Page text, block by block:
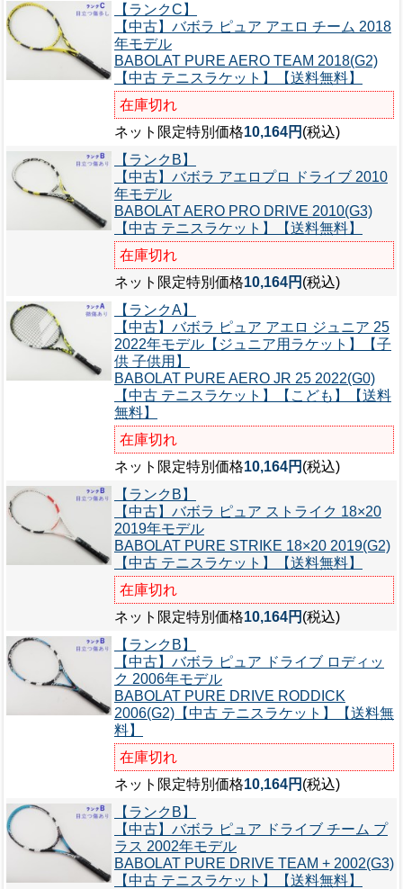
【ランクC】
【中古】バボラ ピュア アエロ チーム 2018
年モデル
BABOLAT PURE AERO TEAM 2018(G2)
【中古 テニスラケット】【送料無料】
在庫切れ
ネット限定特別価格10,164円 (税込)
【ランクB】
【中古】バボラ アエロプロ ドライブ 2010
年モデル
BABOLAT AERO PRO DRIVE 2010(G3)
【中古 テニスラケット】【送料無料】
在庫切れ
ネット限定特別価格10,164円 (税込)
【ランクA】
【中古】バボラ ピュア アエロ ジュニア 25
2022年モデル【ジュニア用ラケット】【子
供 子供用】
BABOLAT PURE AERO JR 25 2022(G0)
【中古 テニスラケット】【こども】【送料
無料】
在庫切れ
ネット限定特別価格10,164円 (税込)
【ランクB】
【中古】バボラ ピュア ストライク 18×20
2019年モデル
BABOLAT PURE STRIKE 18×20 2019(G2)
【中古 テニスラケット】【送料無料】
在庫切れ
ネット限定特別価格10,164円 (税込)
【ランクB】
【中古】バボラ ピュア ドライブ ロディッ
ク 2006年モデル
BABOLAT PURE DRIVE RODDICK
2006(G2)【中古 テニスラケット】【送料無
料】
在庫切れ
ネット限定特別価格10,164円 (税込)
【ランクB】
【中古】バボラ ピュア ドライブ チーム プ
ラス 2002年モデル
BABOLAT PURE DRIVE TEAM + 2002(G3)
【中古 テニスラケット】【送料無料】